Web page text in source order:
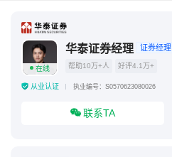
在线
华泰证券经理 证券经理
帮助10万+人 好评4.1万+
从业认证 执业编号：S0570623080026
联系TA